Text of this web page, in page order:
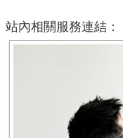
站內相關服務連結：